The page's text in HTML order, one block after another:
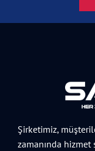
Şirketimiz,
zamanında